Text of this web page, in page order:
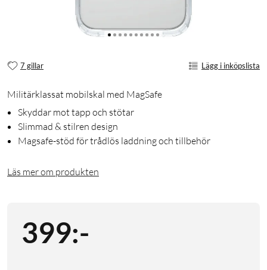
7 gillar Lägg i inköpslista
Militärklassat mobilskal med MagSafe
Skyddar mot tapp och stötar
Slimmad & stilren design
Magsafe-stöd för trådlös laddning och tillbehör
Läs mer om produkten
399:-